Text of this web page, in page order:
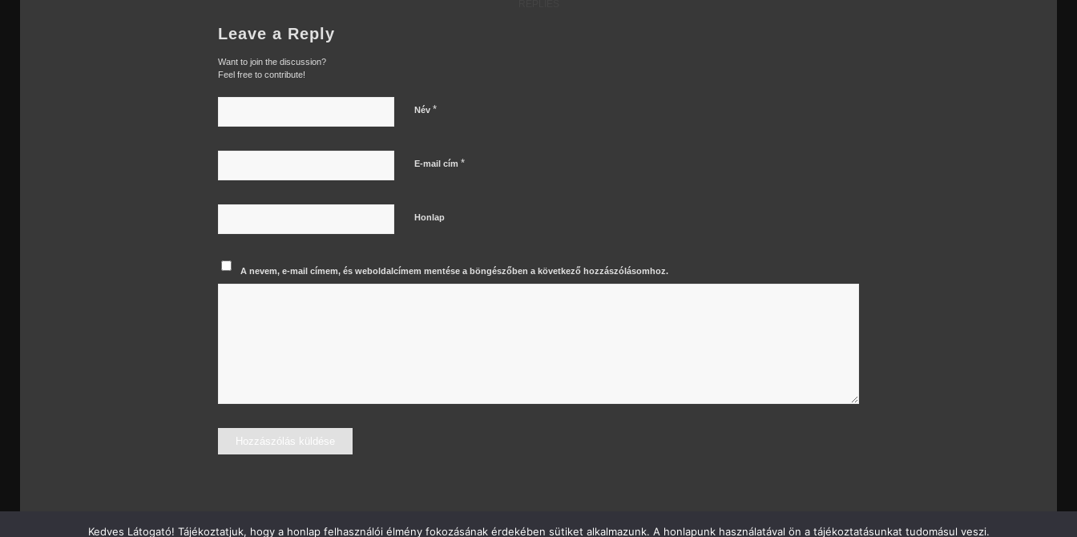
Leave a Reply
Want to join the discussion?
Feel free to contribute!
Név *
E-mail cím *
Honlap
A nevem, e-mail címem, és weboldalcímem mentése a böngészőben a következő hozzászólásomhoz.
Kedves Látogató! Tájékoztatjuk, hogy a honlap felhasználói élmény fokozásának érdekében sütiket alkalmazunk. A honlapunk használatával ön a tájékoztatásunkat tudomásul veszi.